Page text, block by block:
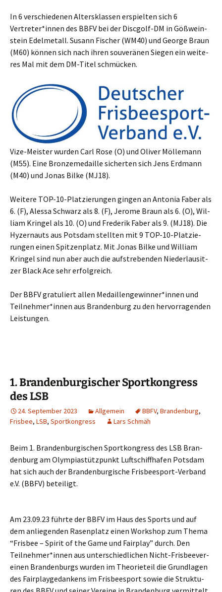
In 6 ver­schie­de­nen Alters­klas­sen erspiel­ten sich 6
Vertreter*innen des BBFV bei der Disc­golf-DM in Göß­wein­
stein Edel­me­tall. Susann Fischer (WM40) und Geor­ge Braun
(M60) kön­nen sich nach ihren sou­ve­rä­nen Sie­gen ein wei­te­
res Mal mit dem DM-Titel schmücken.
Vize-Meis­ter wur­den Carl Rose (O) und Oli­ver Möl­le­mann
(M55). Eine Bron­ze­me­dail­le sicher­ten sich Jens Erd­mann
(M40) und Jonas Bil­ke (MJ18).
Wei­te­re TOP-10-Plat­zie­run­gen gin­gen an Anto­nia Faber als
6. (F), Ales­sa Schwarz als 8. (F), Jero­me Braun als 6. (O), Wil­
liam Krin­gel als 10. (O) und Fre­de­rik Faber als 9. (MJ18). Die
Hyzer­n­auts aus Pots­dam stell­ten mit 9 TOP-10-Plat­zie­
run­gen einen Spit­zen­platz. Mit Jonas Bil­ke und Wil­liam
Krin­gel sind nun aber auch die auf­stre­ben­den Nie­der­lau­sit­
zer Black Ace sehr erfolgreich.
Der BBFV gra­tu­liert allen Medaillengewinner*innen und
Teilnehmer*innen aus Bran­den­burg zu den her­vor­ra­gen­den
Leistungen.
1. Brandenburgischer Sportkongress
des LSB
24. September 2023 Allgemein BBFV, Brandenburg,
Frisbee, LSB, Sportkongress Lars Schmäh
Beim 1. Bran­den­bur­gi­schen Sport­kon­gress des LSB Bran­
den­burg am Olym­pia­stütz­punkt Luft­schiff­ha­fen Pots­dam
hat sich auch der Bran­den­bur­gi­sche Fris­bee­s­port-Ver­band
e.V. (BBFV) beteiligt.
Am 23.09.23 führ­te der BBFV im Haus des Sports und auf
dem anlie­gen­den Rasen­platz einen Work­shop zum The­ma
“Fris­bee – Spi­rit of the Game und Fair­play” durch. Den
Teilnehmer*innen aus unter­schied­li­chen Nicht-Fris­bee­ver­
ei­nen Bran­den­burgs wur­den im Theo­rie­teil die Grund­la­gen
des Fair­play­ge­dan­kens im Fris­bee­s­port sowie die Struk­tu­